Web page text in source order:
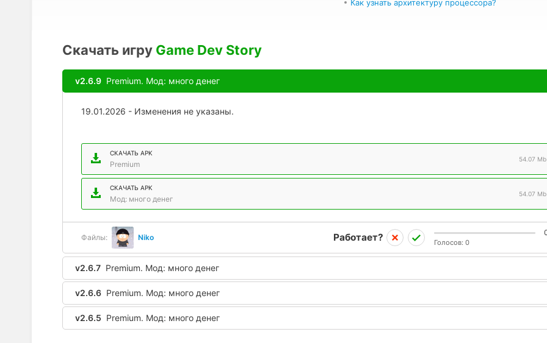
Как узнать архитектуру процессора?
Скачать игру Game Dev Story
v2.6.9 Premium. Мод: много денег
19.01.2026 - Изменения не указаны.
СКАЧАТЬ APK
Premium
54.07 Mb
СКАЧАТЬ APK
Мод: много денег
54.07 Mb
Файлы: Niko Работает? Голосов: 0
v2.6.7 Premium. Мод: много денег
v2.6.6 Premium. Мод: много денег
v2.6.5 Premium. Мод: много денег